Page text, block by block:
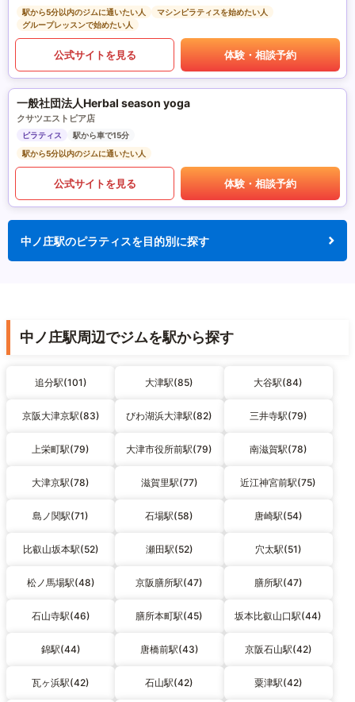
駅から5分以内のジムに通いたい人
マシンピラティスを始めたい人
グループレッスンで始めたい人
公式サイトを見る 体験・相談予約
一般社団法人Herbal season yoga
クサツエストピア店
ピラティス
駅から車で15分
駅から5分以内のジムに通いたい人
公式サイトを見る 体験・相談予約
中ノ庄駅のピラティスを目的別に探す
中ノ庄駅周辺でジムを駅から探す
追分駅(101) 大津駅(85) 大谷駅(84)
京阪大津京駅(83) びわ湖浜大津駅(82) 三井寺駅(79)
上栄町駅(79) 大津市役所前駅(79) 南滋賀駅(78)
大津京駅(78) 滋賀里駅(77) 近江神宮前駅(75)
島ノ関駅(71) 石場駅(58) 唐崎駅(54)
比叡山坂本駅(52) 瀬田駅(52) 穴太駅(51)
松ノ馬場駅(48) 京阪膳所駅(47) 膳所駅(47)
石山寺駅(46) 膳所本町駅(45) 坂本比叡山口駅(44)
錦駅(44) 唐橋前駅(43) 京阪石山駅(42)
瓦ヶ浜駅(42) 石山駅(42) 粟津駅(42)